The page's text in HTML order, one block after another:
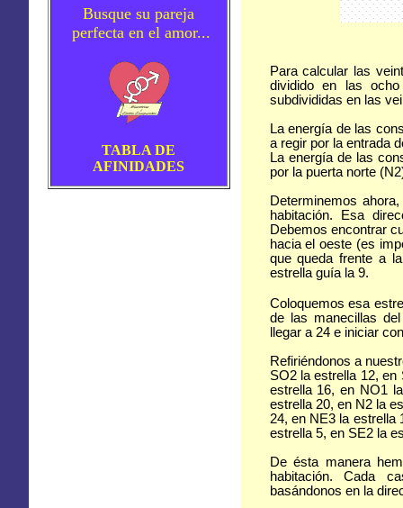
Busque su pareja
perfecta en el amor...
TABLA DE
AFINIDADES
Para calcular las
dividido en las
subdivididas en las
La energía de las
a regir por la entrada
La energía de las
por la puerta norte
Determinemos
habitación. Esa
Debemos encontrar
hacia el oeste (es
que queda frente a
estrella guía la 9.
Coloquemos esa
de las manecillas
llegar a 24 e iniciar
Refiriéndonos a
SO2 la estrella 12,
estrella 16, en NO1
estrella 20, en N2 la
24, en NE3 la estrella
estrella 5, en SE2 la
De ésta manera
habitación. Cada
basándonos en la